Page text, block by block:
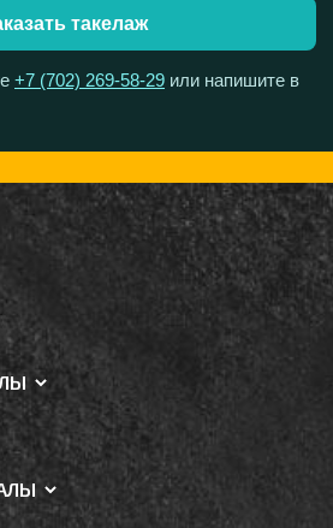
такелаж
+7 (702) 269-58-29 или напишите в